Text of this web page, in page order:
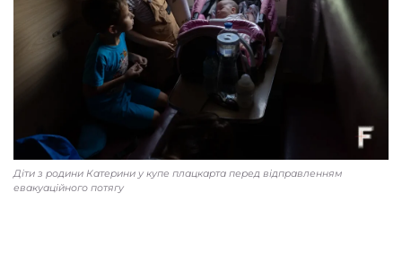
Діти з родини Катерини у купе плацкарта перед відправленням
евакуаційного потягу